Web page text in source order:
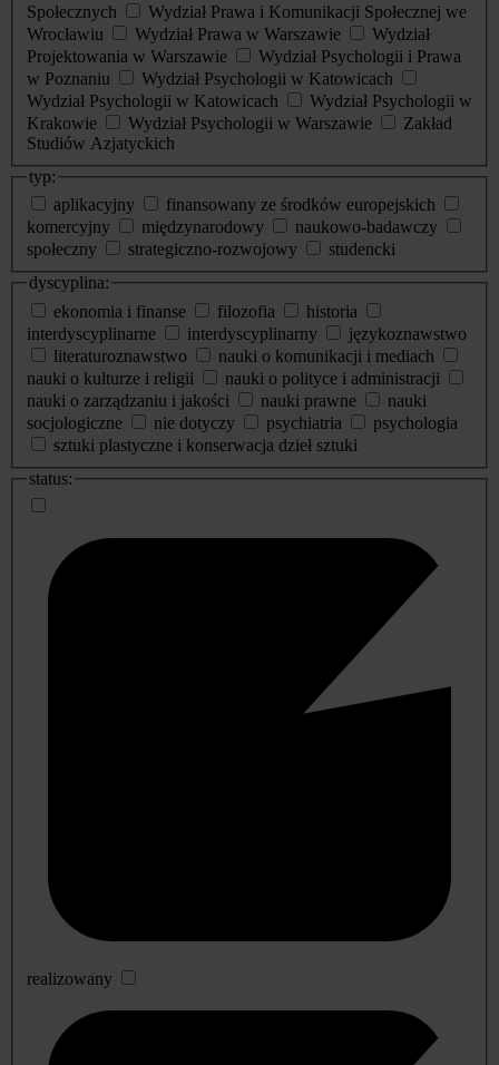
Społecznych
Wydział Prawa i Komunikacji Społecznej we
Wrocławiu
Wydział Prawa w Warszawie
Wydział
Projektowania w Warszawie
Wydział Psychologii i Prawa
w Poznaniu
Wydział Psychologii w Katowicach
Wydział Psychologii w Katowicach
Wydział Psychologii w
Krakowie
Wydział Psychologii w Warszawie
Zakład
Studiów Azjatyckich
typ:
aplikacyjny
finansowany ze środków europejskich
komercyjny
międzynarodowy
naukowo-badawczy
społeczny
strategiczno-rozwojowy
studencki
dyscyplina:
ekonomia i finanse
filozofia
historia
interdyscyplinarne
interdyscyplinarny
językoznawstwo
literaturoznawstwo
nauki o komunikacji i mediach
nauki o kulturze i religii
nauki o polityce i administracji
nauki o zarządzaniu i jakości
nauki prawne
nauki
socjologiczne
nie dotyczy psychiatria
psychologia
sztuki plastyczne i konserwacja dzieł sztuki
status:
realizowany